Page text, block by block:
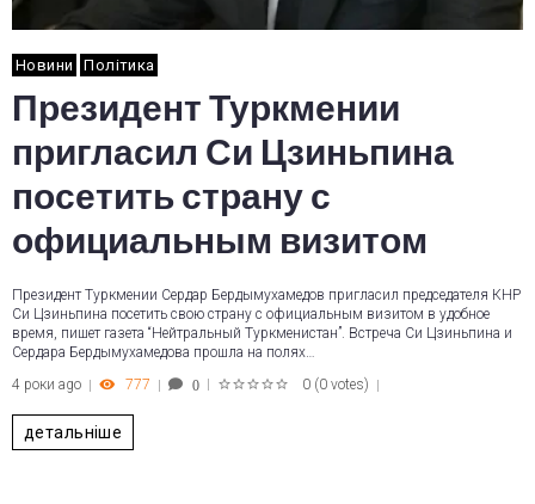
Новини Політика
Президент Туркмении
пригласил Си Цзиньпина
посетить страну с
официальным визитом
Президент Туркмении Сердар Бердымухамедов пригласил председателя КНР
Си Цзиньпина посетить свою страну с официальным визитом в удобное
время, пишет газета “Нейтральный Туркменистан”. Встреча Си Цзиньпина и
Сердара Бердымухамедова прошла на полях…
4 роки ago
777 0 0 (0 votes)
детальніше